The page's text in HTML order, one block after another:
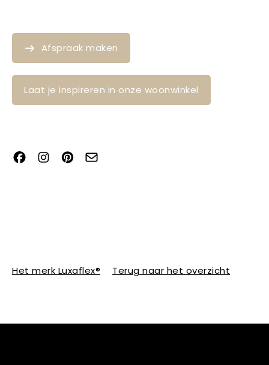
Afspraak maken
Laat je inspireren in onze woonwinkel
Het merk Luxaflex® Terug naar het overzicht